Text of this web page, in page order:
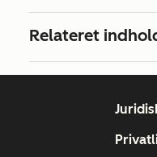
Relateret